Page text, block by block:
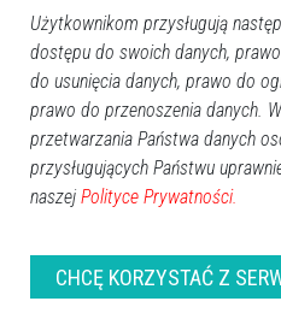
31
1 2 3 4
Dzisiaj:
Wydarzenia
17:30 Dionizje 2026
12:00 Biesiada Dożynkowa w
14:00 Święto jagody w Łodziskach
Sport
10:00 Sportowa niedziela nad
Użytkownikom przysługują
dostępu do swoich danych,
do usunięcia danych, prawo do
prawo do przenoszenia danych.
przetwarzania Państwa danych
przysługujących Państwu
naszej Polityce Prywatności.
CHCĘ KORZYSTAĆ Z